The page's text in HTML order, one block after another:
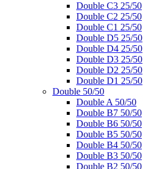
Double C3 25/50
Double C2 25/50
Double C1 25/50
Double D5 25/50
Double D4 25/50
Double D3 25/50
Double D2 25/50
Double D1 25/50
Double 50/50
Double A 50/50
Double B7 50/50
Double B6 50/50
Double B5 50/50
Double B4 50/50
Double B3 50/50
Double B2 50/50